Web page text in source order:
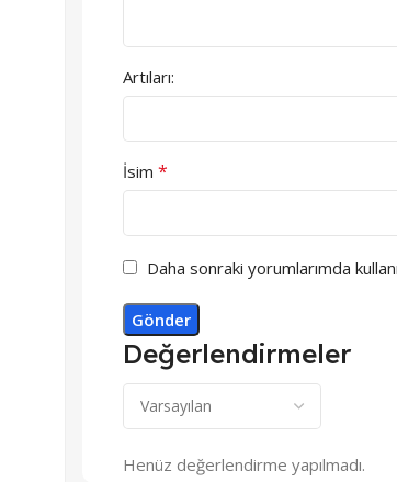
Değerlendirmeler
Henüz değerlendirme yapılmadı.
Artıları:
İsim *
Daha sonraki yorumlarımda